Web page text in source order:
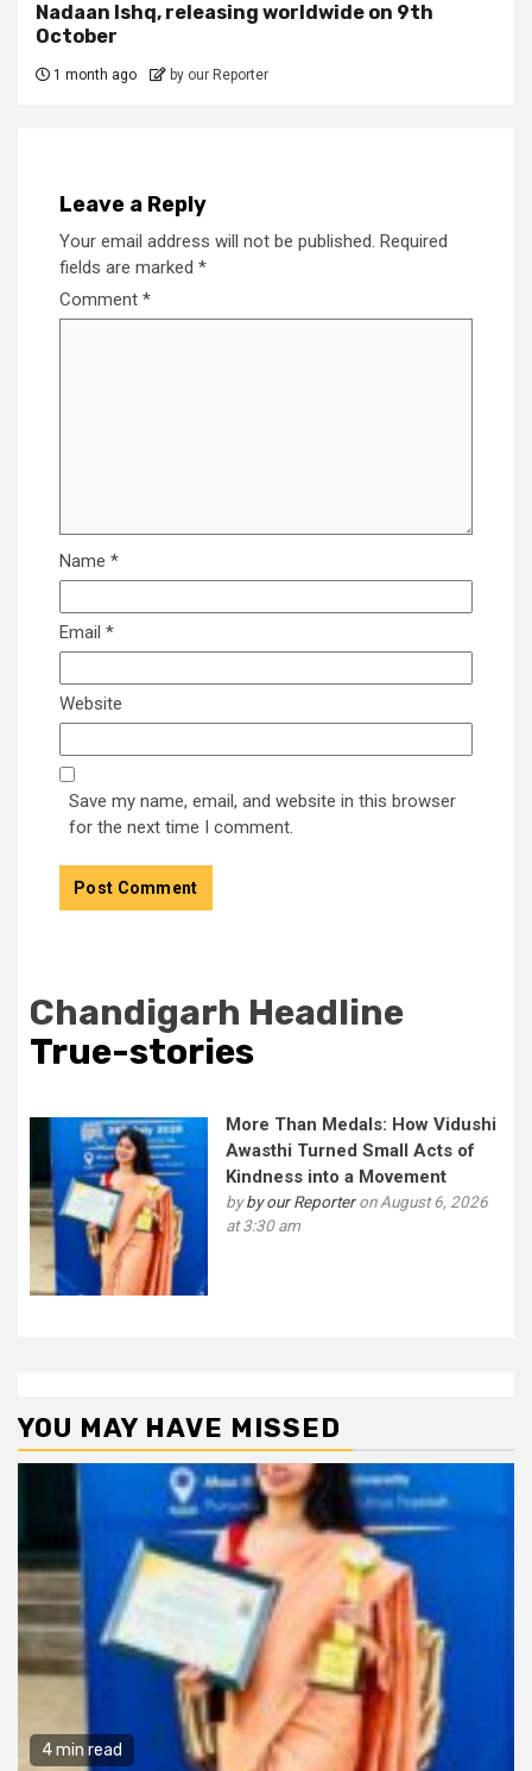
Nadaan Ishq, releasing worldwide on 9th
October
1 month ago by our Reporter
Leave a Reply
Your email address will not be published. Required
fields are marked *
Comment *
Name *
Email *
Website
Save my name, email, and website in this browser
for the next time I comment.
Chandigarh Headline
True-stories
More Than Medals: How Vidushi
Awasthi Turned Small Acts of
Kindness into a Movement
byby our Reporteron August 6, 2026
at 3:30 am
YOU MAY HAVE MISSED
4 min read